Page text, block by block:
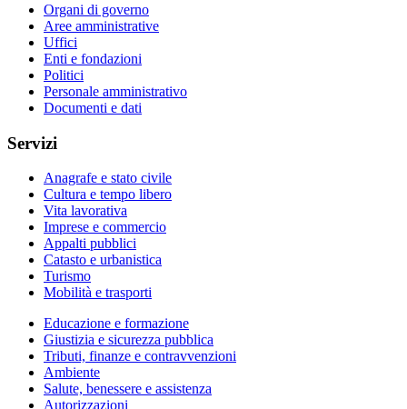
Organi di governo
Aree amministrative
Uffici
Enti e fondazioni
Politici
Personale amministrativo
Documenti e dati
Servizi
Anagrafe e stato civile
Cultura e tempo libero
Vita lavorativa
Imprese e commercio
Appalti pubblici
Catasto e urbanistica
Turismo
Mobilità e trasporti
Educazione e formazione
Giustizia e sicurezza pubblica
Tributi, finanze e contravvenzioni
Ambiente
Salute, benessere e assistenza
Autorizzazioni